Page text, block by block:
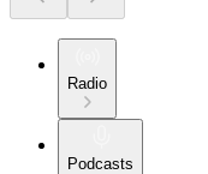
Radio
Podcasts